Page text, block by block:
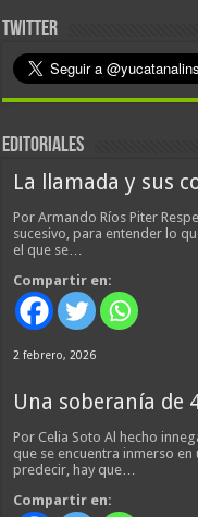
TWITTER
EDITORIALES
La llamada y sus
Por Armando Ríos Piter
sucesivo, para entender lo
el que se…
Compartir en:
2 febrero, 2026
Una soberanía de
Por Celia Soto Al hecho
que se encuentra inmerso
predecir, hay que…
Compartir en: